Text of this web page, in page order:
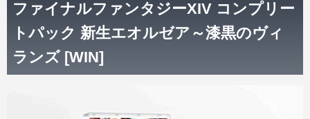
ファイナルファンタジーXIV コンプリー
トパック 新生エオルゼア～漆黒のヴィ
ランズ [WIN]